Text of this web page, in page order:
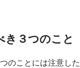
き３つのこと
のことには注意した